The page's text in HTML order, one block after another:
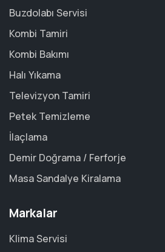
Buzdolabı Servisi
Kombi Tamiri
Kombi Bakımı
Halı Yıkama
Televizyon Tamiri
Petek Temizleme
İlaçlama
Demir Doğrama / Ferforje
Masa Sandalye Kiralama
Markalar
Klima Servisi